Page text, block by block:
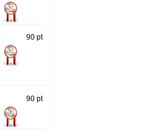
1
90 pt
1
90 pt
0